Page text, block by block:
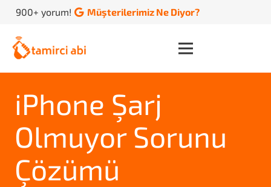
900+ yorum! Müşterilerimiz Ne Diyor?
iPhone Şarj
Olmuyor Sorunu
Çözümü